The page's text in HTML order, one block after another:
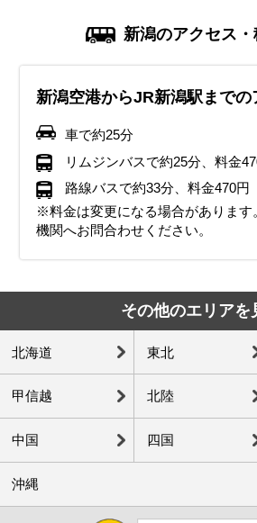
新潟のアクセス
新潟空港からJR新潟駅までの
車で約25分
リムジンバスで約25分、料金
路線バスで約33分、料金470円
※料金は変更になる場合があります
機関へお問合わせください。
その他のエリアを
北海道 東北
甲信越 北陸
中国 四国
沖縄